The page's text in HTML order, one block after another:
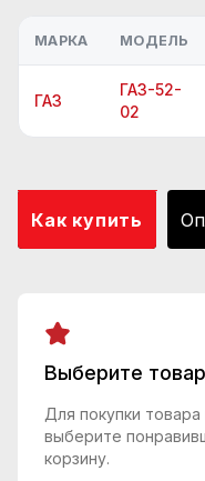
МАРКА МОДЕЛЬ
ГАЗ
ГАЗ-52-
02
Как купить
Выберите товар
Для покупки
выберите
корзину.